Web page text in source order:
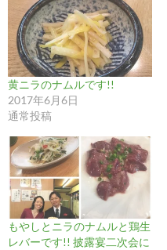
黄ニラのナムルです!!
2017年6月6日
通常投稿
もやしとニラのナムルと鶏生
レバーです!! 披露宴二次会に